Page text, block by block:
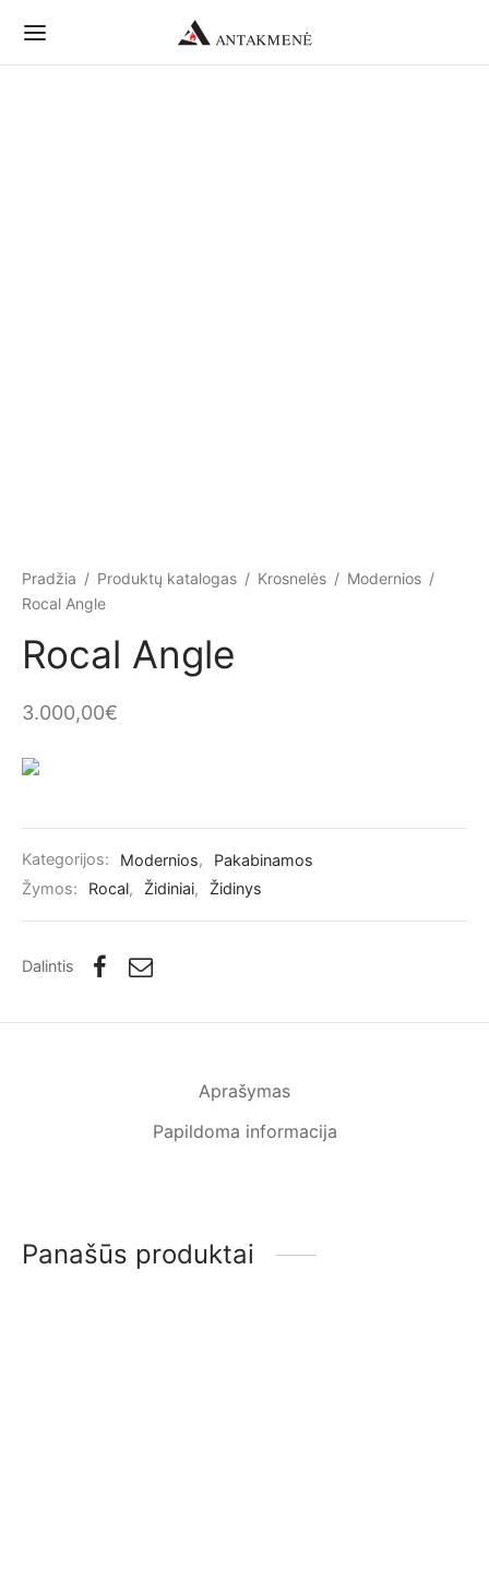
Pradžia / Produktų katalogas / Krosnelės / Modernios /
Rocal Angle
Rocal Angle
3.000,00€
Kategorijos: Modernios,
Pakabinamos
Žymos:
Rocal, Židiniai, Židinys
Dalintis
Aprašymas
Papildoma informacija
Panašūs produktai